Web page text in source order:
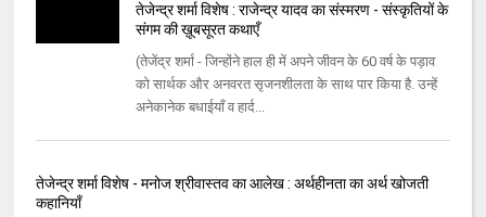
तेजेन्द्र शर्मा विशेष : राजेन्द्र यादव का संस्मरण - संस्कृतियों के
संगम की ख़ूबसूरत कथाएँ
(तेजेंद्र शर्मा - जिन्होंने हाल ही में अपने जीवन के 60 वर्ष के पड़ाव
को सार्थक और अनवरत सृजनशीलता के साथ पार किया है. उन्हें
अनेकानेक बधाईयाँ व हार्द...
तेजेन्द्र शर्मा विशेष - मनोज श्रीवास्तव का आलेख : अर्थहीनता का अर्थ खोजती
कहानियाँ